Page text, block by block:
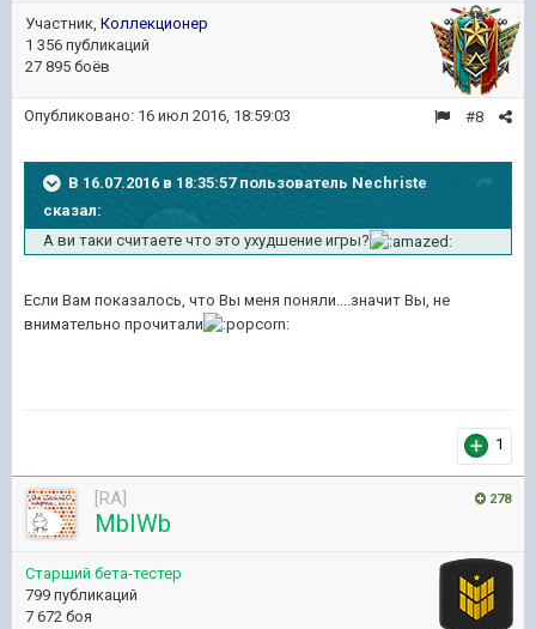
Участник, Коллекционер
1 356 публикаций
27 895 боёв
#8
Опубликовано: 16 июл 2016, 18:59:03
В 16.07.2016 в 18:35:57 пользователь Nechriste
сказал:
А ви таки считаете что это ухудшение игры?
Если Вам показалось, что Вы меня поняли....значит Вы, не
внимательно прочитали
1
278
[RA]
MbIWb
Старший бета-тестер
799 публикаций
7 672 боя